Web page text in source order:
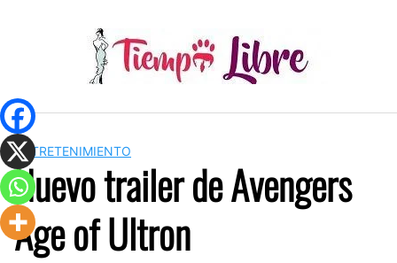
ENTRETENIMIENTO
Nuevo trailer de Avengers
Age of Ultron